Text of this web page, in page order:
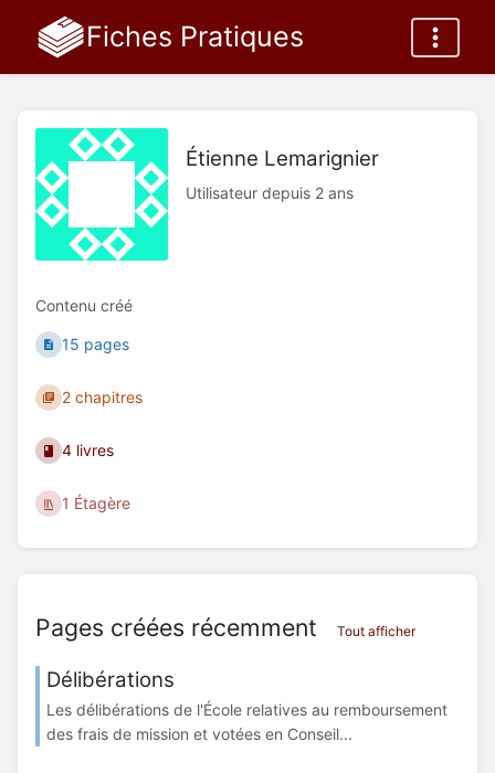
Fiches Pratiques
Étienne Lemarignier
Utilisateur depuis 2 ans
Contenu créé
15 pages
2 chapitres
4 livres
1 Étagère
Pages créées récemment Tout afficher
Délibérations
Les délibérations de l'École relatives au remboursement
des frais de mission et votées en Conseil...